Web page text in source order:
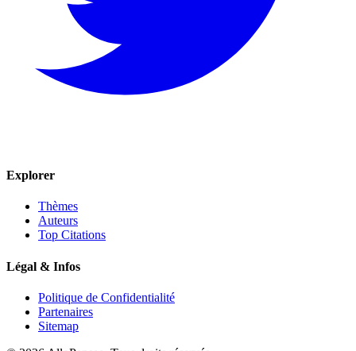
Explorer
Thèmes
Auteurs
Top Citations
Légal & Infos
Politique de Confidentialité
Partenaires
Sitemap